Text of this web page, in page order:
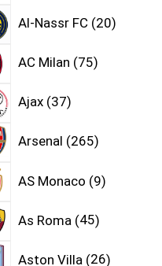
Al-Nassr FC 20
AC Milan 75
Ajax 37
Arsenal 265
AS Monaco 9
As Roma 45
Aston Villa 26